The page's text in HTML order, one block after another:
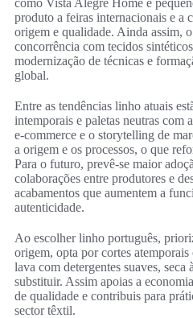
produto a feiras internacionais e a
origem e qualidade. Ainda assim,
concorrência com tecidos
modernização de técnicas e
global.
Entre as tendências linho atuais
intemporais e paletas neutras com
e‑commerce e o storytelling de
a origem e os processos, o que
Para o futuro, prevê‑se maior
colaborações entre produtores e
acabamentos que aumentem a
autenticidade.
Ao escolher linho português,
origem, opta por cortes atemporais
lava com detergentes suaves, seca
substituir. Assim apoias a
de qualidade e contribuis para
sector têxtil.